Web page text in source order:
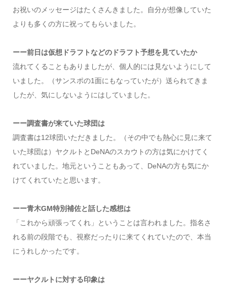
お祝いのメッセージはたくさんきました。自分が想像していた
よりも多くの方に祝ってもらいました。
ーー前日は仮想ドラフトなどのドラフト予想を見ていたか
流れてくることもありましたが、個人的には見ないようにして
いました。（サンスポの1面にもなっていたが）送られてきま
したが、気にしないようにはしていました。
ーー調査書が来ていた球団は
調査書は12球団いただきました。（その中でも熱心に見に来て
いた球団は）ヤクルトとDeNAのスカウトの方は気にかけてく
れていました。地元ということもあって、DeNAの方も気にか
けてくれていたと思います。
ーー青木GM特別補佐と話した感想は
「これから頑張ってくれ」ということは言われました。指名さ
れる前の段階でも、視察だったりに来てくれていたので、本当
にうれしかったです。
ーーヤクルトに対する印象は